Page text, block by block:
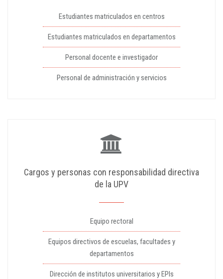
Estudiantes matriculados en centros
Estudiantes matriculados en departamentos
Personal docente e investigador
Personal de administración y servicios
Cargos y personas con responsabilidad directiva
de la UPV
Equipo rectoral
Equipos directivos de escuelas, facultades y
departamentos
Dirección de institutos universitarios y EPIs